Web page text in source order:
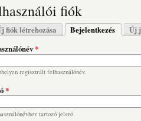
fiók
fülek
fiók létrehozása Bejelentkezés (aktív
Új
*
regisztrált felhasználónév.
*
tartozó jelszó.